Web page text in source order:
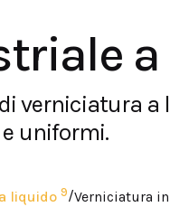
verniciatura a
uniformi.
liquido 9/Verniciatura